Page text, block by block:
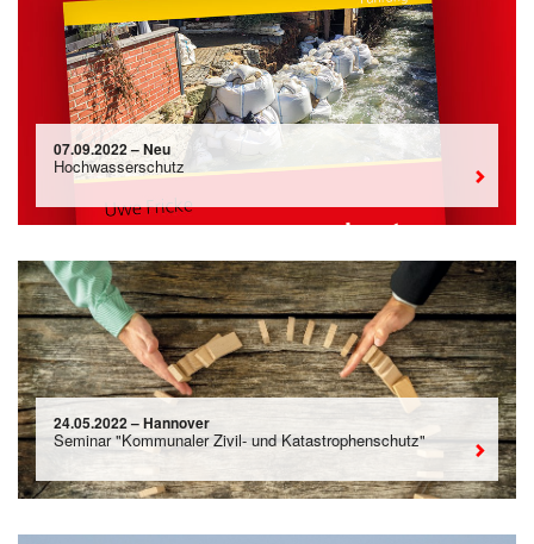
07.09.2022 – Neu
Hochwasserschutz
24.05.2022 – Hannover
Seminar "Kommunaler Zivil- und Katastrophenschutz"